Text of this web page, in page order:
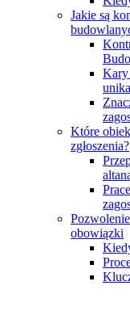
Jakie są
Kary
Które
zgłoszenia?
obowiązki